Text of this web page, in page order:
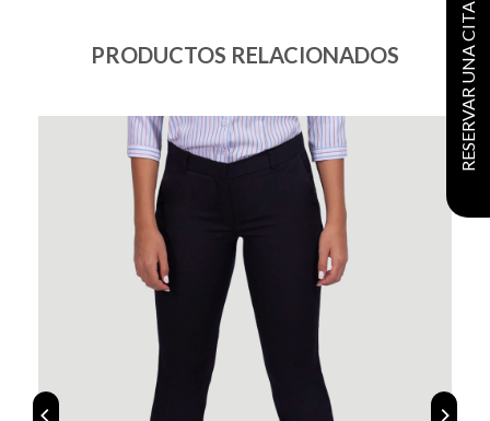
PRODUCTOS RELACIONADOS RESERVAR UNA CITA